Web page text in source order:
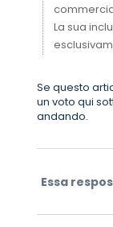
La sua
Se questo
un voto qui
andando.
Essa